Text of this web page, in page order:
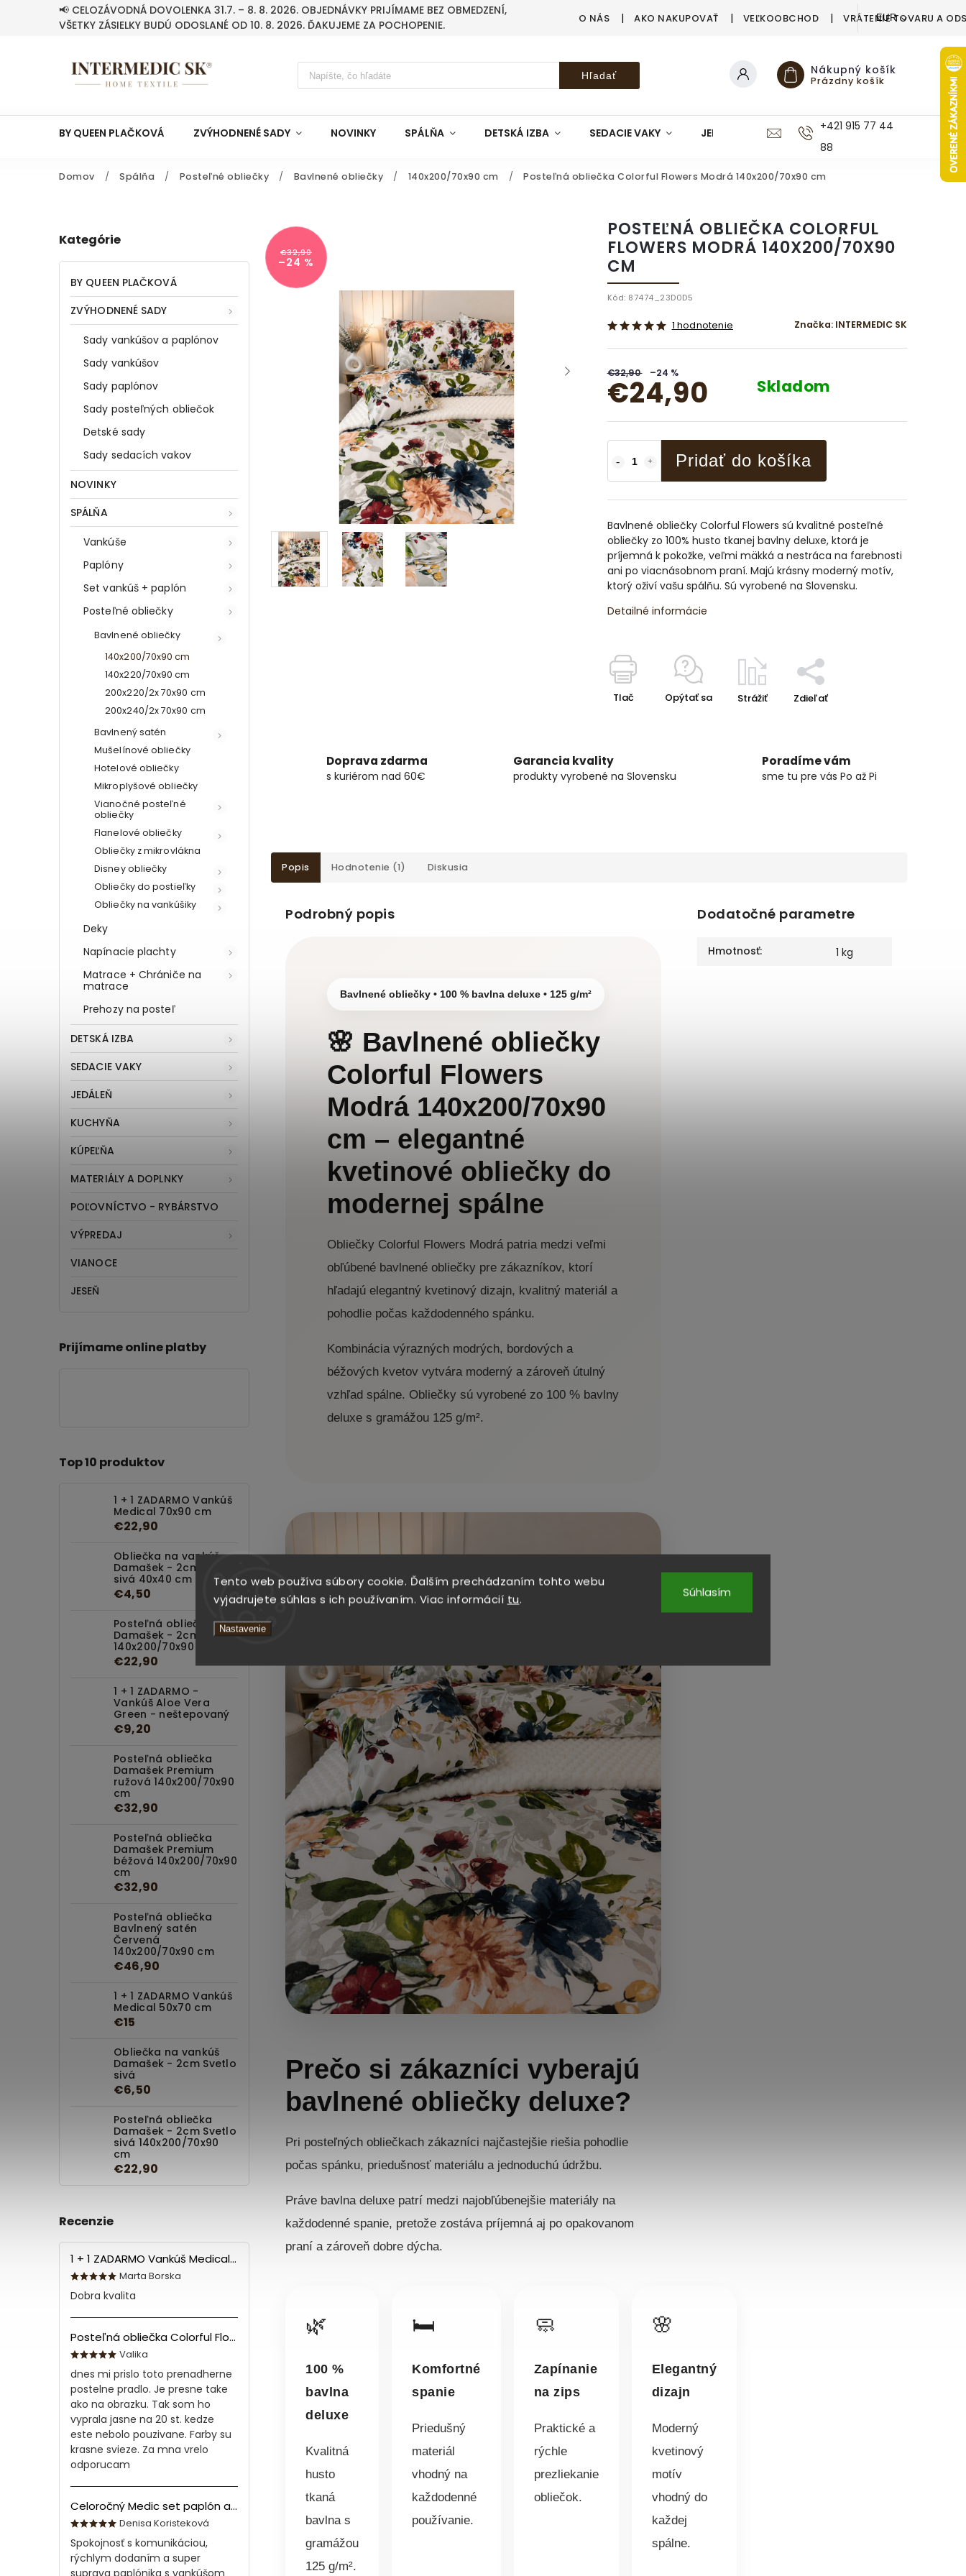
Tento web používa súbory cookie. Ďalším prechádzaním tohto webu
vyjadrujete súhlas s ich používaním. Viac informácií tu.
Nastavenie
Súhlasím
📢 CELOZÁVODNÁ DOVOLENKA 31.7. – 8. 8. 2026. OBJEDNÁVKY PRIJÍMAME BEZ OBMEDZENÍ,
VŠETKY ZÁSIELKY BUDÚ ODOSLANÉ OD 10. 8. 2026. ĎAKUJEME ZA POCHOPENIE.
O NÁS AKO NAKUPOVAŤ VEĽKOOBCHOD VRÁTENIE TOVARU A
EUR
Hľadať Nákupný košík
Prázdny košík
BY QUEEN PLAČKOVÁ ZVÝHODNENÉ SADY NOVINKY SPÁLŇA DETSKÁ IZBA SEDACIE VAKY JEDÁLEŇ KUCHYŇA KÚPEĽŇA
+421 915 77 44
88
Domov / Spálňa / Posteľné obliečky / Bavlnené obliečky / 140x200/70x90 cm / Posteľná obliečka Colorful Flowers Modrá 140x200/70x90 cm
Kategórie
BY QUEEN PLAČKOVÁ
ZVÝHODNENÉ SADY
Sady vankúšov a paplónov
Sady vankúšov
Sady paplónov
Sady posteľných obliečok
Detské sady
Sady sedacích vakov
NOVINKY
SPÁLŇA
Vankúše
Paplóny
Set vankúš + paplón
Posteľné obliečky
Bavlnené obliečky
140x200/70x90 cm
140x220/70x90 cm
200x220/2x 70x90 cm
200x240/2x 70x90 cm
Bavlnený satén
Mušelínové obliečky
Hotelové obliečky
Mikroplyšové obliečky
Vianočné posteľné
obliečky
Flanelové obliečky
Obliečky z mikrovlákna
Disney obliečky
Obliečky do postieľky
Obliečky na vankúšiky
Deky
Napínacie plachty
Matrace + Chrániče na
matrace
Prehozy na posteľ
DETSKÁ IZBA
SEDACIE VAKY
JEDÁLEŇ
KUCHYŇA
KÚPEĽŇA
MATERIÁLY A DOPLNKY
POĽOVNÍCTVO - RYBÁRSTVO
VÝPREDAJ
VIANOCE
JESEŇ
Prijímame online platby
Top 10 produktov
1 + 1 ZADARMO Vankúš
Medical 70x90 cm
€22,90
Obliečka na vankúš
Damašek - 2cm Svetlo
sivá 40x40 cm
€4,50
Posteľná obliečka
Damašek - 2cm Biela
140x200/70x90 cm
€22,90
1 + 1 ZADARMO -
Vankúš Aloe Vera
Green - neštepovaný
€9,20
Posteľná obliečka
Damašek Premium
ružová 140x200/70x90
cm
€32,90
Posteľná obliečka
Damašek Premium
béžová 140x200/70x90
cm
€32,90
Posteľná obliečka
Bavlnený satén
Červená
140x200/70x90 cm
€46,90
1 + 1 ZADARMO Vankúš
Medical 50x70 cm
€15
Obliečka na vankúš
Damašek - 2cm Svetlo
sivá
€6,50
Posteľná obliečka
Damašek - 2cm Svetlo
sivá 140x200/70x90
cm
€22,90
Recenzie
1 + 1 ZADARMO Vankúš Medical 70x90 cm
Marta Borska
Dobra kvalita
Posteľná obliečka Colorful Flowers Modrá 140x200/70x90 cm
Valika
dnes mi prislo toto prenadherne
postelne pradlo. Je presne take
ako na obrazku. Tak som ho
vyprala jasne na 20 st. kedze
este nebolo pouzivane. Farby su
krasne svieze. Za mna vrelo
odporucam
Celoročný Medic set paplón a vankúš z bavlny
Denisa Koristeková
Spokojnosť s komunikáciou,
rýchlym dodaním a super
suprava paplónika s vankúšom
€32,90
–24 %
POSTEĽNÁ OBLIEČKA COLORFUL
FLOWERS MODRÁ 140X200/70X90
CM
Kód: 87474_23D0D5
1 hodnotenie Značka: INTERMEDIC SK
€32,90 –24 %
€24,90 Skladom
Pridať do košíka
Bavlnené obliečky Colorful Flowers sú kvalitné posteľné
obliečky zo 100% husto tkanej bavlny deluxe, ktorá je
príjemná k pokožke, veľmi mäkká a nestráca na farebnosti
ani po viacnásobnom praní. Majú krásny moderný motív,
ktorý oživí vašu spálňu. Sú vyrobené na Slovensku.
Detailné informácie
Tlač Opýtať sa Strážiť Zdieľať
Doprava zdarma
s kuriérom nad 60€
Garancia kvality
produkty vyrobené na Slovensku
Poradíme vám
sme tu pre vás Po až Pi
Popis Hodnotenie (1) Diskusia
Podrobný popis
Bavlnené obliečky • 100 % bavlna deluxe • 125 g/m²
🌸 Bavlnené obliečky
Colorful Flowers
Modrá 140x200/70x90
cm – elegantné
kvetinové obliečky do
modernej spálne
Obliečky Colorful Flowers Modrá patria medzi veľmi
obľúbené bavlnené obliečky pre zákazníkov, ktorí
hľadajú elegantný kvetinový dizajn, kvalitný materiál a
pohodlie počas každodenného spánku.
Kombinácia výrazných modrých, bordových a
béžových kvetov vytvára moderný a zároveň útulný
vzhľad spálne. Obliečky sú vyrobené zo 100 % bavlny
deluxe s gramážou 125 g/m².
Prečo si zákazníci vyberajú
bavlnené obliečky deluxe?
Pri posteľných obliečkach zákazníci najčastejšie riešia pohodlie
počas spánku, priedušnosť materiálu a jednoduchú údržbu.
Práve bavlna deluxe patrí medzi najobľúbenejšie materiály na
každodenné spanie, pretože zostáva príjemná aj po opakovanom
praní a zároveň dobre dýcha.
🌿
100 %
bavlna
deluxe
Kvalitná
husto
tkaná
bavlna s
gramážou
125 g/m².
🛏️
Komfortné
spanie
Priedušný
materiál
vhodný na
každodenné
používanie.
🧼
Zapínanie
na zips
Praktické a
rýchle
prezliekanie
obliečok.
🌸
Elegantný
dizajn
Moderný
kvetinový
motív
vhodný do
každej
spálne.
Dodatočné parametre
Hmotnosť: 1 kg